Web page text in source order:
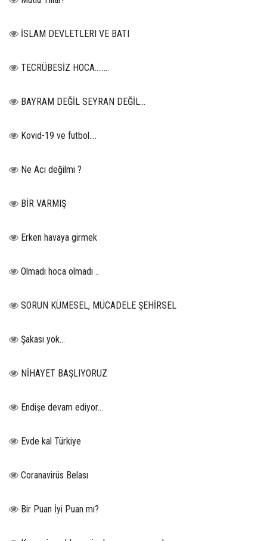
İSLAM DEVLETLERI VE BATI
TECRÜBESİZ HOCA……..
BAYRAM DEĞİL SEYRAN DEĞİL...
Kovid-19 ve futbol….
Ne Acı değilmi ?
BİR VARMIŞ
Erken havaya girmek
Olmadı hoca olmadı ..
SORUN KÜMESEL, MÜCADELE ŞEHİRSEL
Şakası yok…
NİHAYET BAŞLIYORUZ
Endişe devam ediyor…
Evde kal Türkiye
Coranavirüs Belası
Bir Puan İyi Puan mı?